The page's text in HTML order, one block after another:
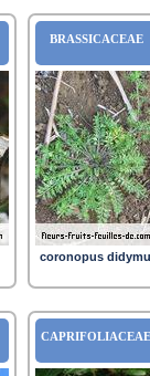
BRASSICACEAE
coronopus
CAPRIFOLIACEAE